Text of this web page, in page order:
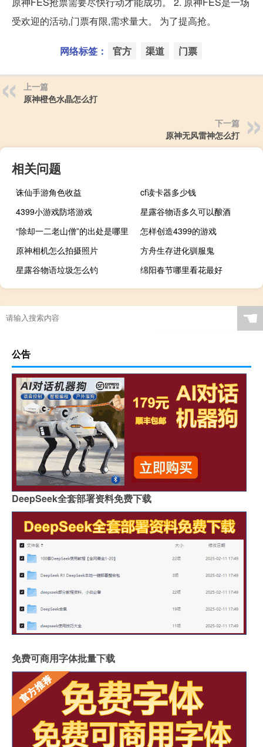
受欢迎的活动,门票有限,需求量大。 为了提高抢。
网络标签： 官方 渠道 门票
上一篇
原神橙色水晶怎么打
下一篇
原神无风雷神怎么打
相关问题
诛仙手游角色收益
cf读卡器多少钱
4399小游戏防塔游戏
星露谷物语多久可以酿酒
“除却一二老山僧”的出处是哪里
怎样创造4399的游戏
原神相机怎么拍摄照片
方舟生存进化驯服鬼
星露谷物语垃圾怎么钓
绵阳春节哪里看花最好
☚
公告
DeepSeek全套部署资料免费下载
免费可商用字体批量下载